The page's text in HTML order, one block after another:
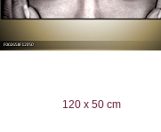
120 x 50 cm